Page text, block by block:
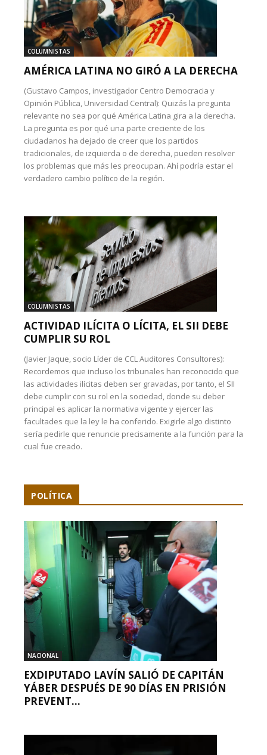
COLUMNISTAS
AMÉRICA LATINA NO GIRÓ A LA DERECHA
(Gustavo Campos, investigador Centro Democracia y
Opinión Pública, Universidad Central): Quizás la pregunta
relevante no sea por qué América Latina gira a la derecha.
La pregunta es por qué una parte creciente de los
ciudadanos ha dejado de creer que los partidos
tradicionales, de izquierda o de derecha, pueden resolver
los problemas que más les preocupan. Ahí podría estar el
verdadero cambio político de la región.
COLUMNISTAS
ACTIVIDAD ILÍCITA O LÍCITA, EL SII DEBE
CUMPLIR SU ROL
(Javier Jaque, socio Líder de CCL Auditores Consultores):
Recordemos que incluso los tribunales han reconocido que
las actividades ilícitas deben ser gravadas, por tanto, el SII
debe cumplir con su rol en la sociedad, donde su deber
principal es aplicar la normativa vigente y ejercer las
facultades que la ley le ha conferido. Exigirle algo distinto
sería pedirle que renuncie precisamente a la función para la
cual fue creado.
POLÍTICA
NACIONAL
EXDIPUTADO LAVÍN SALIÓ DE CAPITÁN
YÁBER DESPUÉS DE 90 DÍAS EN PRISIÓN
PREVENT...